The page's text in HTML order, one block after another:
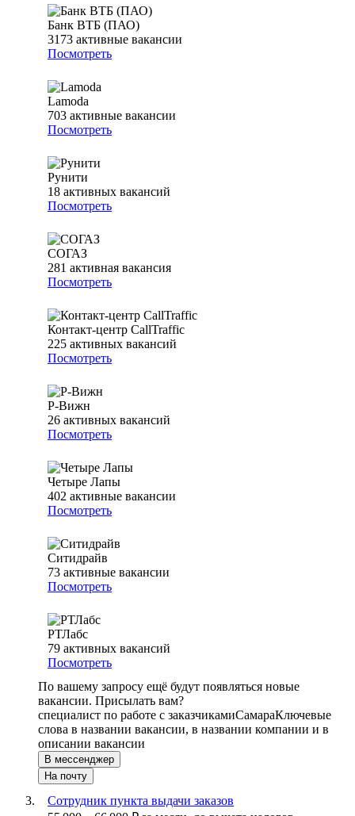
Банк ВТБ (ПАО)
3173 активные вакансии
Посмотреть
Lamoda
703 активные вакансии
Посмотреть
Рунити
18 активных вакансий
Посмотреть
СОГАЗ
281 активная вакансия
Посмотреть
Контакт-центр CallTraffic
225 активных вакансий
Посмотреть
Р-Вижн
26 активных вакансий
Посмотреть
Четыре Лапы
402 активные вакансии
Посмотреть
Ситидрайв
73 активные вакансии
Посмотреть
РТЛабс
79 активных вакансий
Посмотреть
По вашему запросу ещё будут появляться новые
вакансии. Присылать вам?
специалист по работе с заказчикамиСамараКлючевые
слова в названии вакансии, в названии компании и в
описании вакансии
В мессенджер
На почту
Сотрудник пункта выдачи заказов